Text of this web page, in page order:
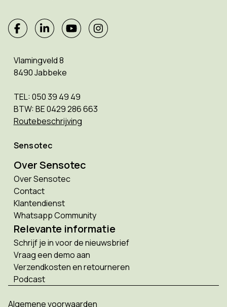
Vlamingveld 8
8490 Jabbeke
TEL: 050 39 49 49
BTW: BE 0429 286 663
Routebeschrijving
Sensotec
Over Sensotec
Over Sensotec
Contact
Klantendienst
Whatsapp Community
Relevante informatie
Schrijf je in voor de nieuwsbrief
Vraag een demo aan
Verzendkosten en retourneren
Podcast
Algemene voorwaarden